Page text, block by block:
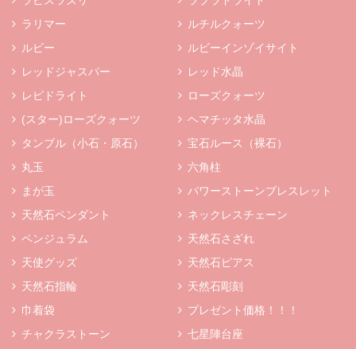
ラリマー
ルチルクォーツ
ルビー
ルビーインゾイサイト
レッドジャスパー
レッド水晶
レピドライト
ローズクォーツ
(スター)ローズクォーツ
ヘマチッタ水晶
タンブル（小石・原石）
宝石ルース（裸石）
丸玉
六角柱
まが玉
パワーストーンブレスレット
天然石ペンダント
ネックレスチェーン
ペンジュラム
天然石さざれ
天使グッズ
天然石ピアス
天然石指輪
天然石彫刻
巾着袋
プレゼント価格！！！
チャクラストーン
七星陣台座